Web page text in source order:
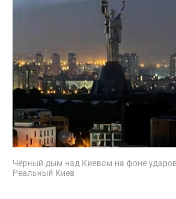
Чёрный дым над Киевом на фоне
Реальный Киев